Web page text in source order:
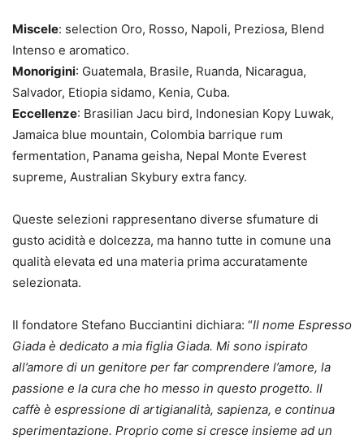
Miscele: selection Oro, Rosso, Napoli, Preziosa, Blend
Intenso e aromatico.
Monorigini: Guatemala, Brasile, Ruanda, Nicaragua,
Salvador, Etiopia sidamo, Kenia, Cuba.
Eccellenze: Brasilian Jacu bird, Indonesian Kopy Luwak,
Jamaica blue mountain, Colombia barrique rum
fermentation, Panama geisha, Nepal Monte Everest
supreme, Australian Skybury extra fancy.
Queste selezioni rappresentano diverse sfumature di
gusto acidità e dolcezza, ma hanno tutte in comune una
qualità elevata ed una materia prima accuratamente
selezionata.
Il fondatore Stefano Bucciantini dichiara: “Il nome Espresso
Giada è dedicato a mia figlia Giada. Mi sono ispirato
all’amore di un genitore per far comprendere l’amore, la
passione e la cura che ho messo in questo progetto. Il
caffè è espressione di artigianalità, sapienza, e continua
sperimentazione. Proprio come si cresce insieme ad un